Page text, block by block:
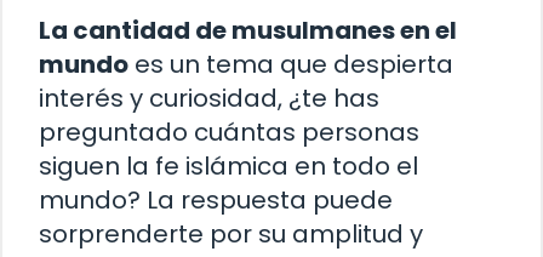
La cantidad de musulmanes en el
mundo es un tema que despierta
interés y curiosidad, ¿te has
preguntado cuántas personas
siguen la fe islámica en todo el
mundo? La respuesta puede
sorprenderte por su amplitud y